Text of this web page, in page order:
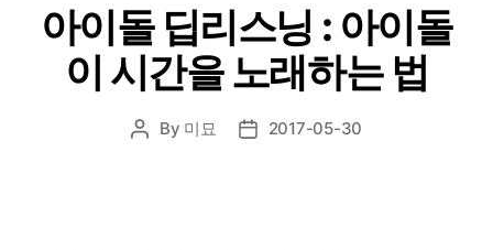
아이돌 딥리스닝 : 아이돌
이 시간을 노래하는 법
Post
By 미묘
Post2017-05-30